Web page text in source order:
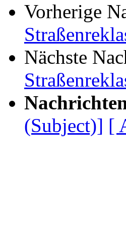
Vorherige
Nächste
(Subject)] [